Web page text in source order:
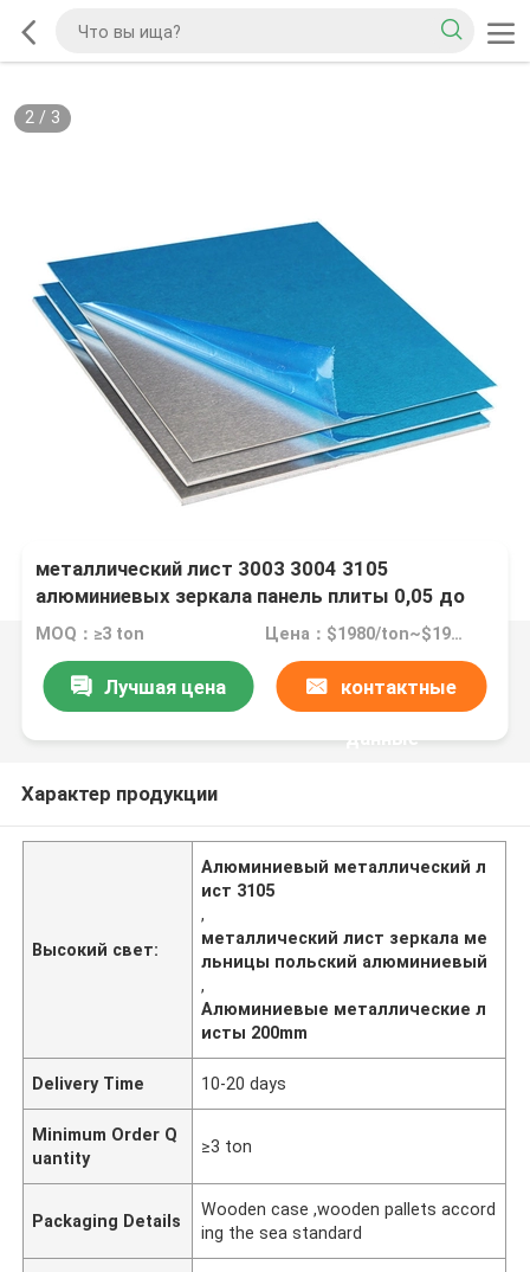
2/ 3
металлический лист 3003 3004 3105
алюминиевых зеркала панель плиты 0,05 до
200mm
MOQ：≥3 ton Цена：$1980/ton~$1990/ton
Лучшая цена контактные
данные
Характер продукции
Высокий свет:
Алюминиевый металлический л
ист 3105
,
металлический лист зеркала ме
льницы польский алюминиевый
,
Алюминиевые металлические л
исты 200mm
Delivery Time 10-20 days
Minimum Order Q
uantity
≥3 ton
Packaging Details
Wooden case ,wooden pallets accord
ing the sea standard